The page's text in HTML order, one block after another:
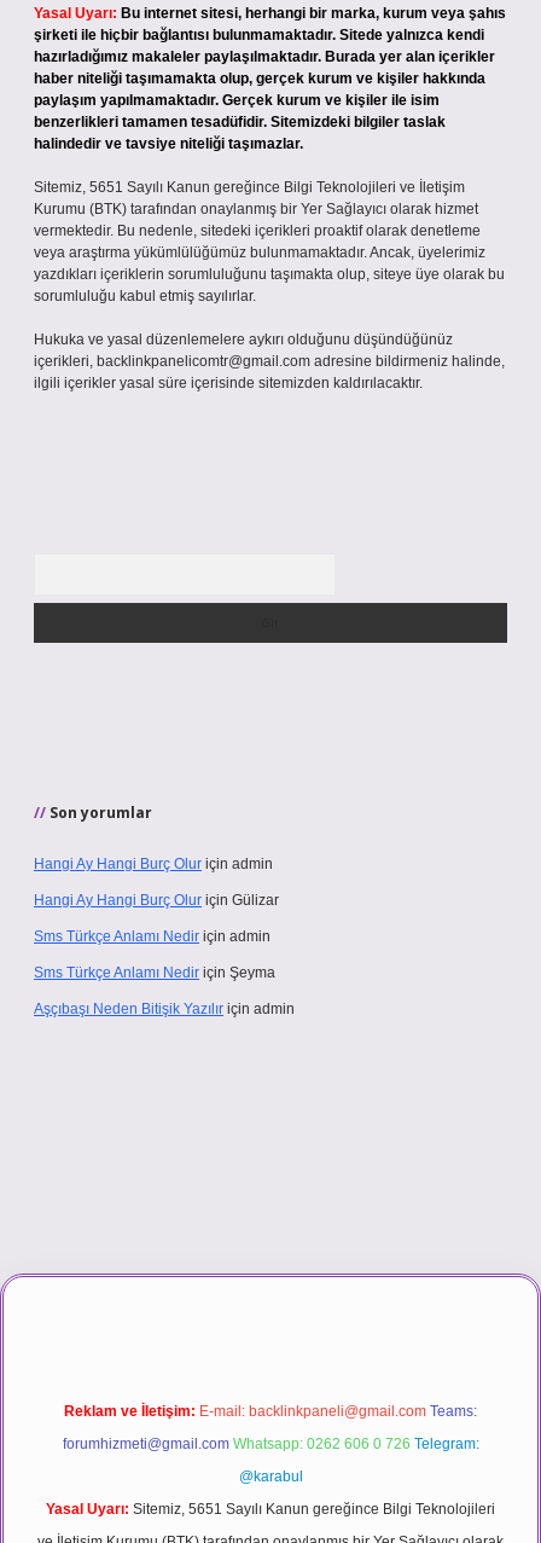
Yasal Uyarı: Bu internet sitesi, herhangi bir marka, kurum veya şahıs
şirketi ile hiçbir bağlantısı bulunmamaktadır. Sitede yalnızca kendi
hazırladığımız makaleler paylaşılmaktadır. Burada yer alan içerikler
haber niteliği taşımamakta olup, gerçek kurum ve kişiler hakkında
paylaşım yapılmamaktadır. Gerçek kurum ve kişiler ile isim
benzerlikleri tamamen tesadüfidir. Sitemizdeki bilgiler taslak
halindedir ve tavsiye niteliği taşımazlar.
Sitemiz, 5651 Sayılı Kanun gereğince Bilgi Teknolojileri ve İletişim
Kurumu (BTK) tarafından onaylanmış bir Yer Sağlayıcı olarak hizmet
vermektedir. Bu nedenle, sitedeki içerikleri proaktif olarak denetleme
veya araştırma yükümlülüğümüz bulunmamaktadır. Ancak, üyelerimiz
yazdıkları içeriklerin sorumluluğunu taşımakta olup, siteye üye olarak bu
sorumluluğu kabul etmiş sayılırlar.
Hukuka ve yasal düzenlemelere aykırı olduğunu düşündüğünüz
içerikleri, backlinkpanelicomtr@gmail.com adresine bildirmeniz halinde,
ilgili içerikler yasal süre içerisinde sitemizden kaldırılacaktır.
Son yorumlar
Hangi Ay Hangi Burç Olur için admin
Hangi Ay Hangi Burç Olur için Gülizar
Sms Türkçe Anlamı Nedir için admin
Sms Türkçe Anlamı Nedir için Şeyma
Aşçıbaşı Neden Bitişik Yazılır için admin
Reklam ve İletişim: E-mail: backlinkpaneli@gmail.com Teams:
forumhizmeti@gmail.com Whatsapp: 0262 606 0 726 Telegram:
@karabul
Yasal Uyarı: Sitemiz, 5651 Sayılı Kanun gereğince Bilgi Teknolojileri